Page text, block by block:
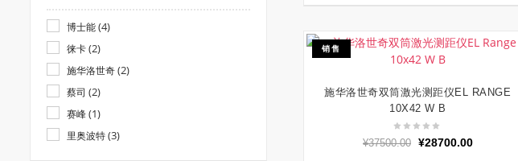
博士能(4)
徕卡(2)
施华洛世奇(2)
蔡司 (2)
赛峰(1)
里奥波特(3)
为：
价
为：
销售
加入购物车
施华洛世奇双筒激光测距仪EL RANGE
10X42 W B
¥37500.00
原
¥28700.00当